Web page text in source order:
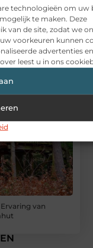
technologieën om uw
te maken. Deze
van de site, zodat we
voorkeuren kunnen
advertenties
leest u in ons
van